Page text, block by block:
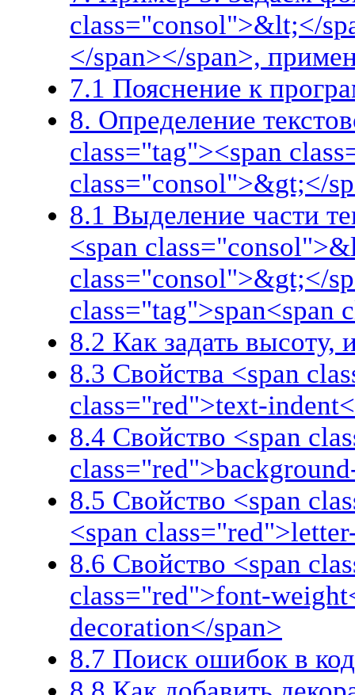
class="consol">&lt;</
</span></span>,
7.1 Пояснение к
8. Определение
class="tag"><span
class="consol">&gt;</
8.1 Выделение части
<span
class="consol">&gt;</
class="tag">span<span
8.2 Как задать
8.3 Свойства <span
class="red">text-
8.4 Свойство <span
8.5 Свойство <span
<span
8.6 Свойство <span
class="red">font-
decoration</span>
8.7 Поиск ошибок в